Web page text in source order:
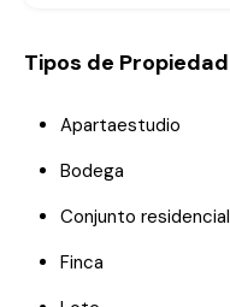
Tipos de Propiedad
Apartaestudio
Bodega
Conjunto residencial
Finca